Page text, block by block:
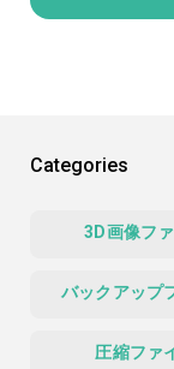
Categories
3D画像フ
バックアップ
圧縮ファ